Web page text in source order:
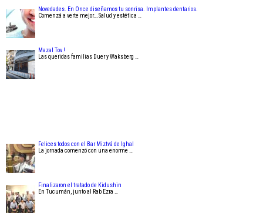
Novedades. En Once diseñamos tu sonrisa. Implantes dentarios.
Comenzá a verte mejor….Salud y estética …
Mazal Tov !
Las queridas familias Duer y Waksberg …
Felices todos con el Bar Miztvá de Ighal
La jornada comenzó con una enorme …
Finalizaron el tratado de Kidushin
En Tucumán, junto al Rab Ezra …